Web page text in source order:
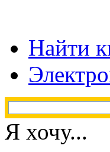
Найти
Я хочу...